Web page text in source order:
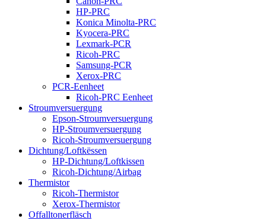
HP-PRC
Konica Minolta-PRC
Kyocera-PRC
Lexmark-PCR
Ricoh-PRC
Samsung-PCR
Xerox-PRC
PCR-Eenheet
Ricoh-PRC Eenheet
Stroumversuergung
Epson-Stroumversuergung
HP-Stroumversuergung
Ricoh-Stroumversuergung
Dichtung/Loftkëssen
HP-Dichtung/Loftkissen
Ricoh-Dichtung/Airbag
Thermistor
Ricoh-Thermistor
Xerox-Thermistor
Offalltonerfläsch